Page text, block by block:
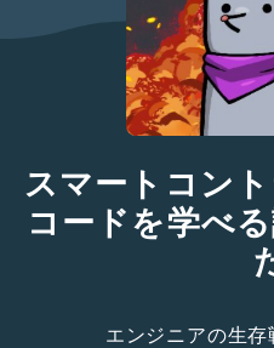
スマートコン
コードを学べ
エンジニアの生存